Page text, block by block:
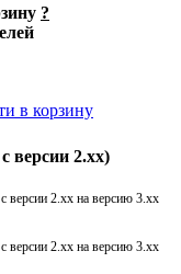
?
в корзину
версии 2.xx)
версии 2.xx на версию 3.xx
версии 2.xx на версию 3.xx